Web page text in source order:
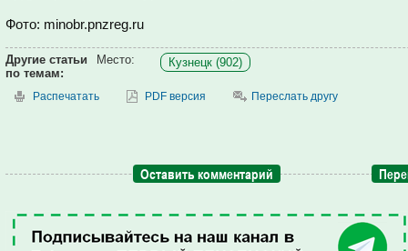
Фото: minobr.pnzreg.ru
Другие статьи
по темам:
Место: Кузнецк (902)
Распечатать PDF версия Переслать другу
Оставить комментарий